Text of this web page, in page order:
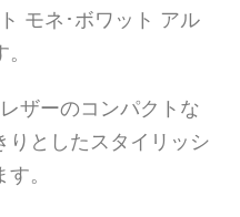
モネ･ボワット アル
ザーのコンパクトな
りとしたスタイリッシ
。